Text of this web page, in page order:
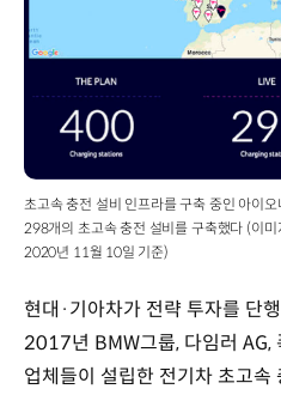
초고속 충전 설비 인프라를 구축 중인 아이
298개의 초고속 충전 설비를 구축했다 (이
2020년 11월 10일 기준)
현대·기아차가 전략 투자를 단
2017년 BMW그룹, 다임러 AG,
업체들이 설립한 전기차 초고속